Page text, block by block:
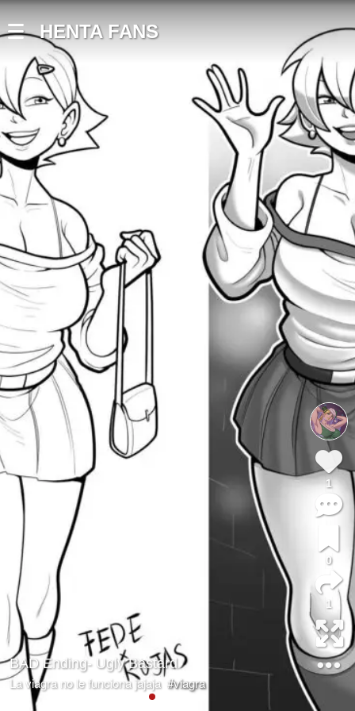
HENTA FANS
BAD Ending- Ugly Bastard
La viagra no le funciona jajaja#viagra
1
0
1